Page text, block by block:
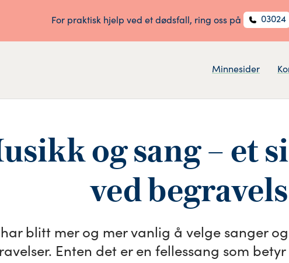
For praktisk hjelp ved et dødsfall, ring oss på 03024
Minnesider
og sang – et
ved
blitt mer og mer vanlig å velge sanger
Enten det er en fellessang som